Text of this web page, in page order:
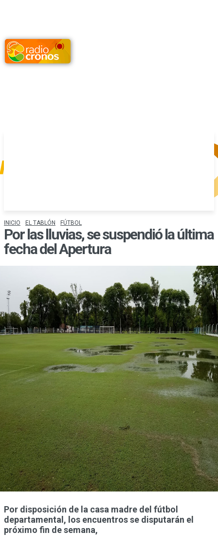
INICIO EL TABLÓN FÚTBOL
Por las lluvias, se suspendió la última
fecha del Apertura
Por disposición de la casa madre del fútbol
departamental, los encuentros se disputarán el
próximo fin de semana,